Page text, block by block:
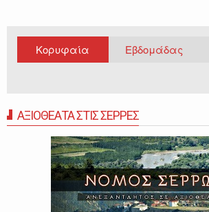
Κορυφαία Εβδομάδας
ΑΞΙΟΘΕΑΤΑ ΣΤΙΣ ΣΕΡΡΕΣ